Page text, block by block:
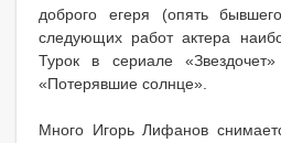
доброго егеря (опять
следующих работ актера
Турок в сериале
«Потерявшие солнце».
Много Игорь Лифанов